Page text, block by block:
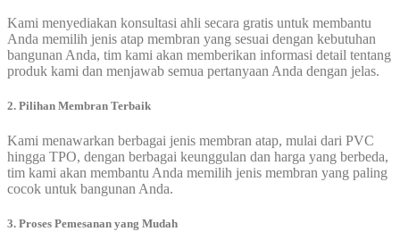
Kami menyediakan konsultasi ahli secara gratis untuk membantu
Anda memilih jenis atap membran yang sesuai dengan kebutuhan
bangunan Anda, tim kami akan memberikan informasi detail tentang
produk kami dan menjawab semua pertanyaan Anda dengan jelas.
2. Pilihan Membran Terbaik
Kami menawarkan berbagai jenis membran atap, mulai dari PVC
hingga TPO, dengan berbagai keunggulan dan harga yang berbeda,
tim kami akan membantu Anda memilih jenis membran yang paling
cocok untuk bangunan Anda.
3. Proses Pemesanan yang Mudah